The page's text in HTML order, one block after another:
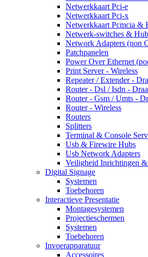
Netwerkkaart Pci-e
Netwerkkaart Pci-x
Netwerkkaart Pcmcia &
Netwerk-switches &
Network Adapters (non
Patchpanelen
Power Over Ethernet
Print Server - Wireless
Repeater / Extender -
Router - Dsl / Isdn -
Router - Gsm / Umts -
Router - Wireless
Routers
Splitters
Terminal & Console
Usb & Firewire Hubs
Usb Network Adapters
Veiligheid Inrichtingen
Digital Signage
Systemen
Toebehoren
Interactieve Presentatie
Montagesystemen
Projectieschermen
Systemen
Toebehoren
Invoerapparatuur
Accessoires